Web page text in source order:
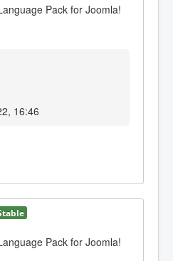
Pack for Joomla!
16:46
Pack for Joomla!